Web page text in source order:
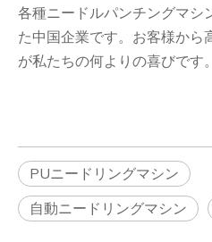
各種ニードルパンチングマシ
た中国企業です。お客様から
が私たちの何よりの喜びです。
PUニードリングマシン
自動ニードリングマシン